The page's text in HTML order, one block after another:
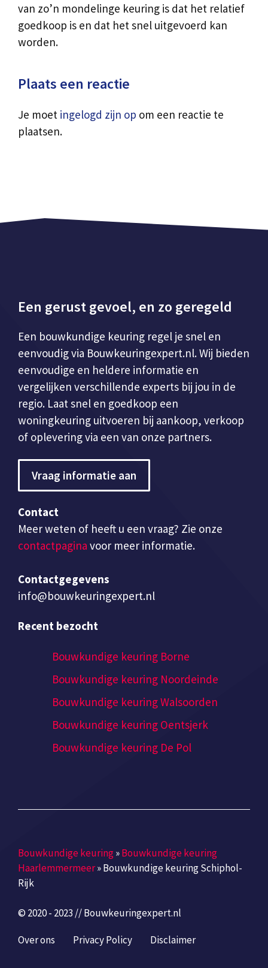
van zo’n mondelinge keuring is dat het relatief
goedkoop is en dat het snel uitgevoerd kan
worden.
Plaats een reactie
Je moet ingelogd zijn op om een reactie te
plaatsen.
Een gerust gevoel, en zo geregeld
Een bouwkundige keuring regel je snel en
eenvoudig via Bouwkeuringexpert.nl. Wij bieden
eenvoudige en heldere informatie en
vergelijken verschillende experts bij jou in de
regio. Laat snel en goedkoop een
woningkeuring uitvoeren bij aankoop, verkoop
of oplevering via een van onze partners.
Vraag informatie aan
Contact
Meer weten of heeft u een vraag? Zie onze
contactpagina voor meer informatie.
Contactgegevens
info@bouwkeuringexpert.nl
Recent bezocht
Bouwkundige keuring Borne
Bouwkundige keuring Noordeinde
Bouwkundige keuring Walsoorden
Bouwkundige keuring Oentsjerk
Bouwkundige keuring De Pol
Bouwkundige keuring»Bouwkundige keuring
Haarlemmermeer»Bouwkundige keuring Schiphol-
Rijk
© 2020 - 2023 // Bouwkeuringexpert.nl
Over ons Privacy Policy Disclaimer